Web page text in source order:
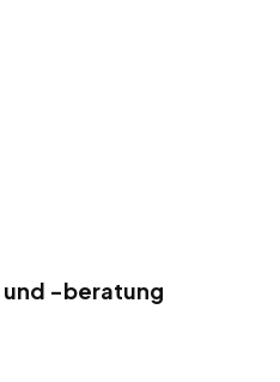
-beratung